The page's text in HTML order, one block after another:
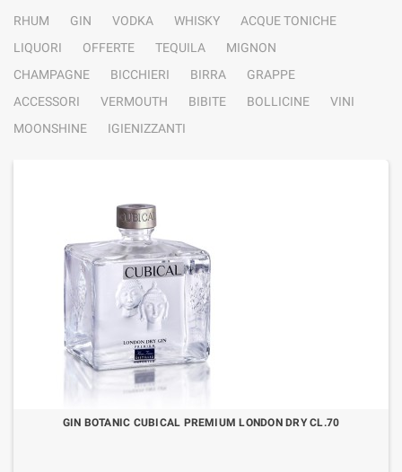
RHUM GIN VODKA WHISKY
ACQUE TONICHE
LIQUORI
OFFERTE TEQUILA
MIGNON
CHAMPAGNE
BICCHIERI BIRRA
GRAPPE
ACCESSORI
VERMOUTH BIBITE BOLLICINE
VINI
MOONSHINE
IGIENIZZANTI
GIN BOTANIC CUBICAL PREMIUM LONDON DRY CL.70